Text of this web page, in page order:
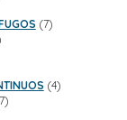
77
44
27